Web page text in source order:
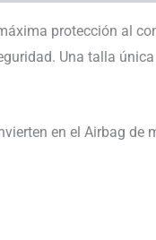
protección al
Una talla
en el Airbag